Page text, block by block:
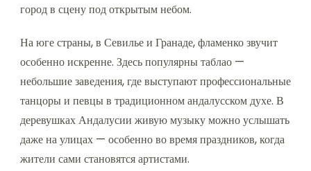
город в сцену под открытым небом.
На юге страны, в Севилье и Гранаде, фламенко звучит
особенно искренне. Здесь популярны таблао —
небольшие заведения, где выступают профессиональные
танцоры и певцы в традиционном андалусском духе. В
деревушках Андалусии живую музыку можно услышать
даже на улицах — особенно во время праздников, когда
жители сами становятся артистами.